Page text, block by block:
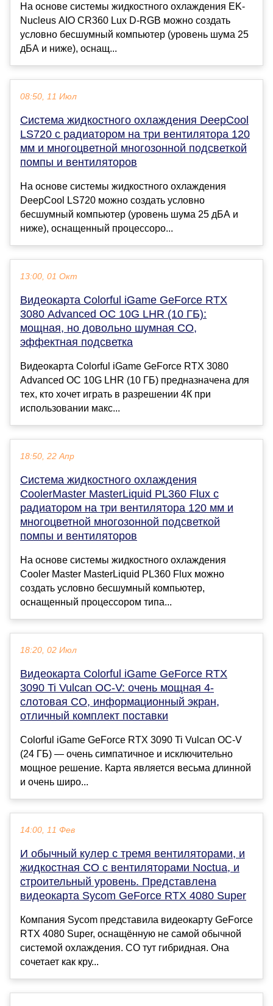
На основе системы жидкостного охлаждения EK-
Nucleus AIO CR360 Lux D-RGB можно создать
условно бесшумный компьютер (уровень шума 25
дБА и ниже), оснащ...
08:50, 11 Июл
Система жидкостного охлаждения DeepCool
LS720 с радиатором на три вентилятора 120
мм и многоцветной многозонной подсветкой
помпы и вентиляторов
На основе системы жидкостного охлаждения
DeepCool LS720 можно создать условно
бесшумный компьютер (уровень шума 25 дБА и
ниже), оснащенный процессоро...
13:00, 01 Окт
Видеокарта Colorful iGame GeForce RTX
3080 Advanced OC 10G LHR (10 ГБ):
мощная, но довольно шумная СО,
эффектная подсветка
Видеокарта Colorful iGame GeForce RTX 3080
Advanced OC 10G LHR (10 ГБ) предназначена для
тех, кто хочет играть в разрешении 4К при
использовании макс...
18:50, 22 Апр
Система жидкостного охлаждения
CoolerMaster MasterLiquid PL360 Flux с
радиатором на три вентилятора 120 мм и
многоцветной многозонной подсветкой
помпы и вентиляторов
На основе системы жидкостного охлаждения
Cooler Master MasterLiquid PL360 Flux можно
создать условно бесшумный компьютер,
оснащенный процессором типа...
18:20, 02 Июл
Видеокарта Colorful iGame GeForce RTX
3090 Ti Vulcan OC-V: очень мощная 4-
слотовая СО, информационный экран,
отличный комплект поставки
Colorful iGame GeForce RTX 3090 Ti Vulcan OC-V
(24 ГБ) — очень симпатичное и исключительно
мощное решение. Карта является весьма длинной
и очень широ...
14:00, 11 Фев
И обычный кулер с тремя вентиляторами, и
жидкостная СО с вентиляторами Noctua, и
строительный уровень. Представлена
видеокарта Sycom GeForce RTX 4080 Super
Компания Sycom представила видеокарту GeForce
RTX 4080 Super, оснащённую не самой обычной
системой охлаждения. СО тут гибридная. Она
сочетает как кру...